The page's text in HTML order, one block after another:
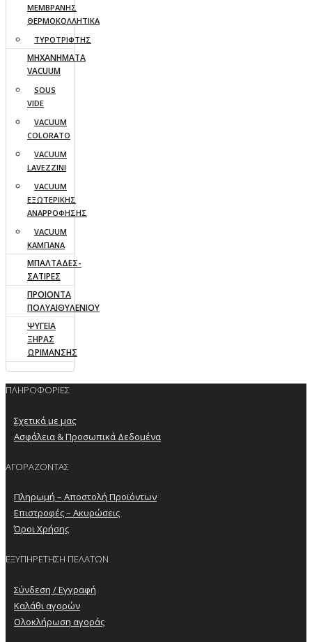
ΜΕΜΒΡΑΝΗΣ
ΘΕΡΜΟΚΟΛΛΗΤΙΚΑ
ΤΥΡΟΤΡΙΦΤΗΣ
ΜΗΧΑΝΗΜΑΤΑ
VACUUM
SOUS
VIDE
VACUUM
COLORATO
VACUUM
LAVEZZINI
VACUUM
ΕΞΩΤΕΡΙΚΗΣ
ΑΝΑΡΡΟΦΗΣΗΣ
VACUUM
ΚΑΜΠΑΝΑ
ΜΠΑΛΤΑΔΕΣ-
ΣΑΤΙΡΕΣ
ΠΡΟΙΟΝΤΑ
ΠΟΛΥΑΙΘΥΛΕΝΙΟΥ
ΨΥΓΕΙΑ
ΞΗΡΑΣ
ΩΡΙΜΑΝΣΗΣ
ΠΛΗΡΟΦΟΡΙΕΣ
Σχετικά με μας
Ασφάλεια & Προσωπικά Δεδομένα
ΑΓΟΡΑΖΟΝΤΑΣ
Πληρωμή – Αποστολή Προϊόντων
Επιστροφές – Ακυρώσεις
Όροι Χρήσης
ΕΞΥΠΗΡΕΤΗΣΗ ΠΕΛΑΤΩΝ
Σύνδεση / Εγγραφή
Καλάθι αγορών
Ολοκλήρωση αγοράς